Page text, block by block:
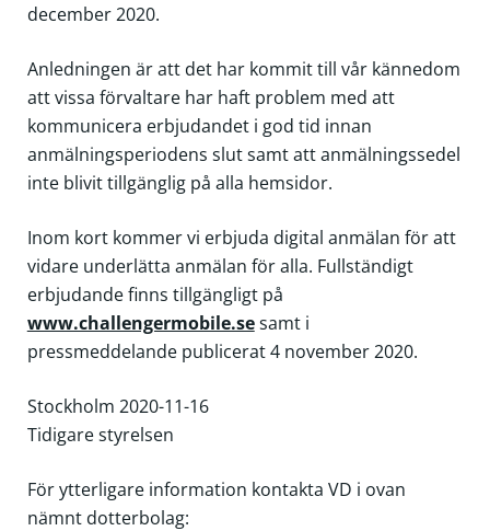
december 2020.
Anledningen är att det har kommit till vår kännedom
att vissa förvaltare har haft problem med att
kommunicera erbjudandet i god tid innan
anmälningsperiodens slut samt att anmälningssedel
inte blivit tillgänglig på alla hemsidor.
Inom kort kommer vi erbjuda digital anmälan för att
vidare underlätta anmälan för alla. Fullständigt
erbjudande finns tillgängligt på
www.challengermobile.sesamt i
pressmeddelande publicerat 4 november 2020.
Stockholm 2020-11-16
Tidigare styrelsen
För ytterligare information kontakta VD i ovan
nämnt dotterbolag: